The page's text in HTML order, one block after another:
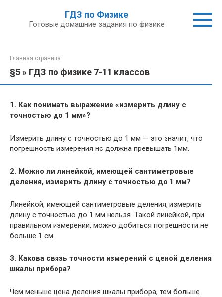
контенту
ГДЗ по Физике
Готовые домашние задания по физике
Главная страница
§5 » ГДЗ по физике 7-11 классов
1. Как понимать выражение «измерить длину с
точностью до 1 мм»?
Измерить длину с точностью до 1 мм — это значит, что
погрешность измерения нс должна превышать 1мм.
2. Можно ли линейкой, имеющей сантиметровые
деления, измерить длину с точностью до 1 мм?
Линейкой, имеющей сантиметровые деления, измерить
длину с точностью до 1 мм нельзя. Такой линейкой, при
правильном измерении, можно добиться погрешности не
больше 1 см.
3. Какова связь точности измерений с ценой деления
шкалы прибора?
Чем меньше цена деления шкалы прибора, тем больше